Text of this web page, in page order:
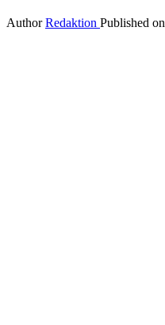
Author Redaktion Published on